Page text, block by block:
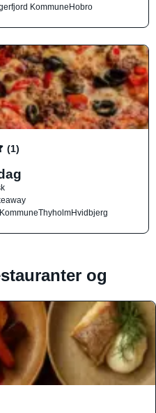
KommuneHobro
(1)
ThyholmHvidbjerg
og